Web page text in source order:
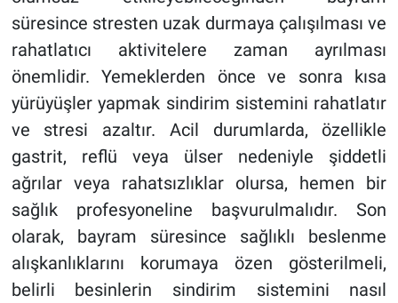
süresince stresten uzak durmaya çalışılması ve
rahatlatıcı aktivitelere zaman ayrılması
önemlidir. Yemeklerden önce ve sonra kısa
yürüyüşler yapmak sindirim sistemini rahatlatır
ve stresi azaltır. Acil durumlarda, özellikle
gastrit, reflü veya ülser nedeniyle şiddetli
ağrılar veya rahatsızlıklar olursa, hemen bir
sağlık profesyoneline başvurulmalıdır. Son
olarak, bayram süresince sağlıklı beslenme
alışkanlıklarını korumaya özen gösterilmeli,
belirli besinlerin sindirim sistemini nasıl